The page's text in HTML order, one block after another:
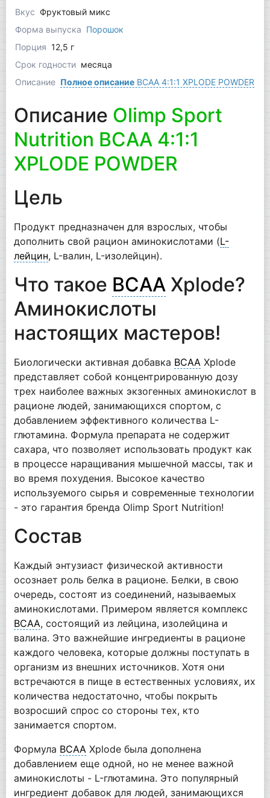
Вкус Фруктовый микс
Форма выпуска Порошок
Порция 12,5 г
Срок годности месяца
Описание Полное описаниеBCAA 4:1:1 XPLODE POWDER
Описание Olimp Sport
Nutrition BCAA 4:1:1
XPLODE POWDER
Цель
Продукт предназначен для взрослых, чтобы
дополнить свой рацион аминокислотами (L-
лейцин, L-валин, L-изолейцин).
Что такое BCAAXplode?
Аминокислоты
настоящих мастеров!
Биологически активная добавка BCAAXplode
представляет собой концентрированную дозу
трех наиболее важных экзогенных аминокислот в
рационе людей, занимающихся спортом, с
добавлением эффективного количества L-
глютамина. Формула препарата не содержит
сахара, что позволяет использовать продукт как
в процессе наращивания мышечной массы, так и
во время похудения. Высокое качество
используемого сырья и современные технологии
- это гарантия бренда Olimp Sport Nutrition!
Состав
Каждый энтузиаст физической активности
осознает роль белка в рационе. Белки, в свою
очередь, состоят из соединений, называемых
аминокислотами. Примером является комплекс
BCAA, состоящий из лейцина, изолейцина и
валина. Это важнейшие ингредиенты в рационе
каждого человека, которые должны поступать в
организм из внешних источников. Хотя они
встречаются в пище в естественных условиях, их
количества недостаточно, чтобы покрыть
возросший спрос со стороны тех, кто
занимается спортом.
Формула BCAAXplode была дополнена
добавлением еще одной, но не менее важной
аминокислоты - L-глютамина. Это популярный
ингредиент добавок для людей, занимающихся